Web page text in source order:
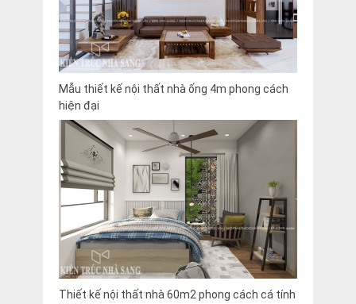
Mẫu thiết kế nội thất nhà ống 4m phong cách
hiện đại
Thiết kế nội thất nhà 60m2 phong cách cá tính